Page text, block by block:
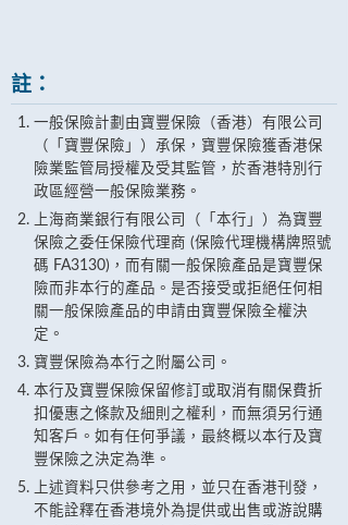
註：
一般保險計劃由寶豐保險（香港）有限公司
（「寶豐保險」）承保，寶豐保險獲香港保
險業監管局授權及受其監管，於香港特別行
政區經營一般保險業務。
上海商業銀行有限公司（「本行」）為寶豐
保險之委任保險代理商 (保險代理機構牌照號
碼 FA3130)，而有關一般保險產品是寶豐保
險而非本行的產品。是否接受或拒絕任何相
關一般保險產品的申請由寶豐保險全權決
定。
寶豐保險為本行之附屬公司。
本行及寶豐保險保留修訂或取消有關保費折
扣優惠之條款及細則之權利，而無須另行通
知客戶。如有任何爭議，最終概以本行及寶
豐保險之決定為準。
上述資料只供參考之用，並只在香港刊發，
不能詮釋在香港境外為提供或出售或游說購